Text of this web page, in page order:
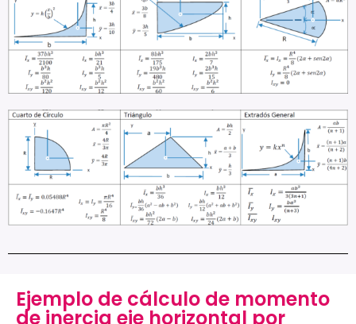
Ejemplo de cálculo de momento
de inercia eje horizontal por